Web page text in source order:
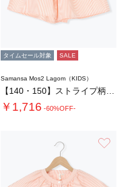
タイムセール対象 SALE
Samansa Mos2 Lagom（KIDS）
￥1,716 -60%OFF-